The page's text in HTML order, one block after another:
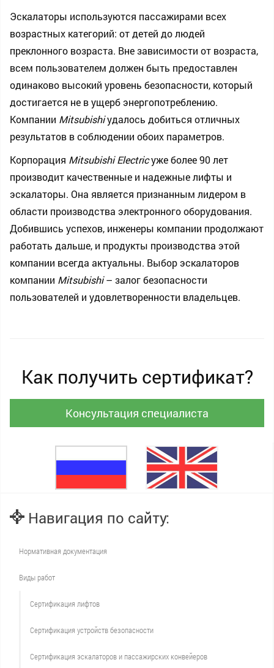
Эскалаторы используются пассажирами всех
возрастных категорий: от детей до людей
преклонного возраста. Вне зависимости от возраста,
всем пользователем должен быть предоставлен
одинаково высокий уровень безопасности, который
достигается не в ущерб энергопотреблению.
Компании Mitsubishiудалось добиться отличных
результатов в соблюдении обоих параметров.
Корпорация Mitsubishi Electricуже более 90 лет
производит качественные и надежные лифты и
эскалаторы. Она является признанным лидером в
области производства электронного оборудования.
Добившись успехов, инженеры компании продолжают
работать дальше, и продукты производства этой
компании всегда актуальны. Выбор эскалаторов
компании Mitsubishi– залог безопасности
пользователей и удовлетворенности владельцев.
Как получить сертификат?
Консультация специалиста
Навигация по сайту:
Нормативная документация
Виды работ
Сертификация лифтов
Сертификация устройств безопасности
Сертификация эскалаторов и пассажирских конвейеров